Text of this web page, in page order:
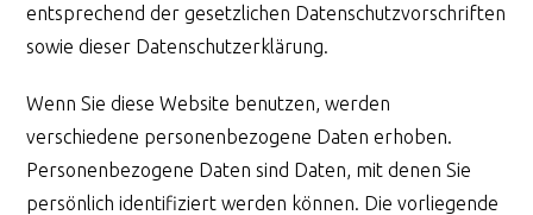
entsprechend der gesetzlichen Datenschutzvorschriften
sowie dieser Datenschutzerklärung.
Wenn Sie diese Website benutzen, werden
verschiedene personenbezogene Daten erhoben.
Personenbezogene Daten sind Daten, mit denen Sie
persönlich identifiziert werden können. Die vorliegende